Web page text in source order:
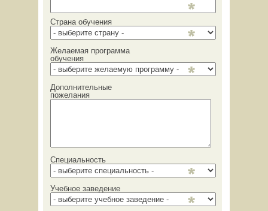
Страна обучения
Желаемая программа
обучения
Дополнительные
пожелания
Специальность
Учебное заведение